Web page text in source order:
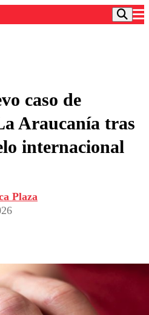
TV
de Chile
en medios
caso de
Araucanía tras
internacional
Plaza